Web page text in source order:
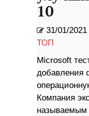
10
31/01/2021
ТОП
Microsoft
добавления
Компания
называемым